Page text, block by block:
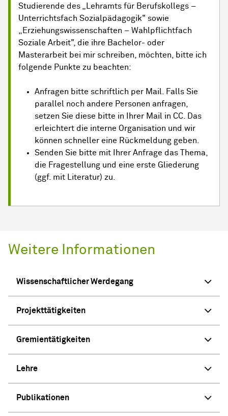
Studierende des „Lehramts für Berufskollegs –
Unterrichtsfach Sozialpädagogik" sowie
„Erziehungswissenschaften – Wahlpflichtfach
Soziale Arbeit", die ihre Bachelor- oder
Masterarbeit bei mir schreiben, möchten, bitte ich
folgende Punkte zu beachten:
Anfragen bitte schriftlich per Mail. Falls Sie
parallel noch andere Personen anfragen,
setzen Sie diese bitte in Ihrer Mail in CC. Das
erleichtert die interne Organisation und wir
können schneller eine Rückmeldung geben.
Senden Sie bitte mit Ihrer Anfrage das Thema,
die Fragestellung und eine erste Gliederung
(ggf. mit Literatur) zu.
Weitere Informationen
Wissenschaftlicher Werdegang
Projekttätigkeiten
Gremientätigkeiten
Lehre
Publikationen